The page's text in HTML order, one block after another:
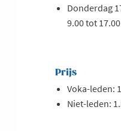
Donderdag
9.00 tot
Prijs
Voka-leden:
Niet-leden: